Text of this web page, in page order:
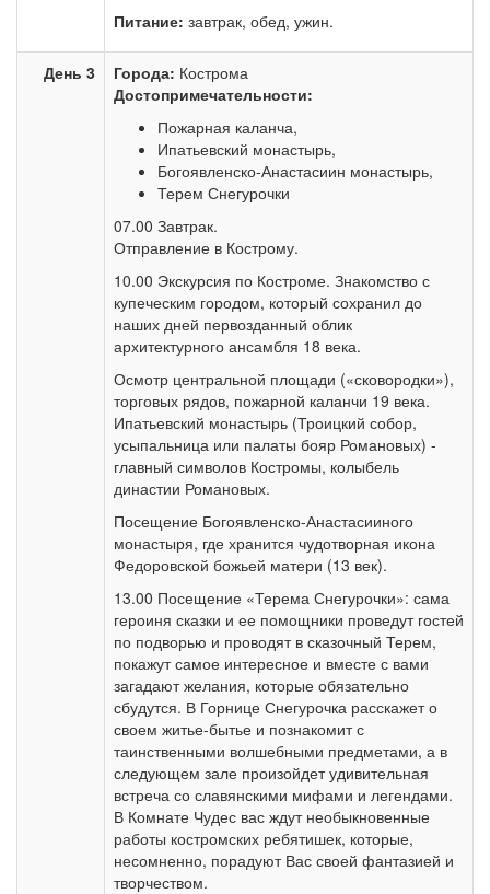
Питание: завтрак, обед, ужин.
День 3 Города: Кострома
Достопримечательности:
Пожарная каланча,
Ипатьевский монастырь,
Богоявленско-Анастасиин монастырь,
Терем Снегурочки
07.00 Завтрак.
Отправление в Кострому.
10.00 Экскурсия по Костроме. Знакомство с
купеческим городом, который сохранил до
наших дней первозданный облик
архитектурного ансамбля 18 века.
Осмотр центральной площади («сковородки»),
торговых рядов, пожарной каланчи 19 века.
Ипатьевский монастырь (Троицкий собор,
усыпальница или палаты бояр Романовых) -
главный символов Костромы, колыбель
династии Романовых.
Посещение Богоявленско-Анастасииного
монастыря, где хранится чудотворная икона
Федоровской божьей матери (13 век).
13.00 Посещение «Терема Снегурочки»: сама
героиня сказки и ее помощники проведут гостей
по подворью и проводят в сказочный Терем,
покажут самое интересное и вместе с вами
загадают желания, которые обязательно
сбудутся. В Горнице Снегурочка расскажет о
своем житье-бытье и познакомит с
таинственными волшебными предметами, а в
следующем зале произойдет удивительная
встреча со славянскими мифами и легендами.
В Комнате Чудес вас ждут необыкновенные
работы костромских ребятишек, которые,
несомненно, порадуют Вас своей фантазией и
творчеством.